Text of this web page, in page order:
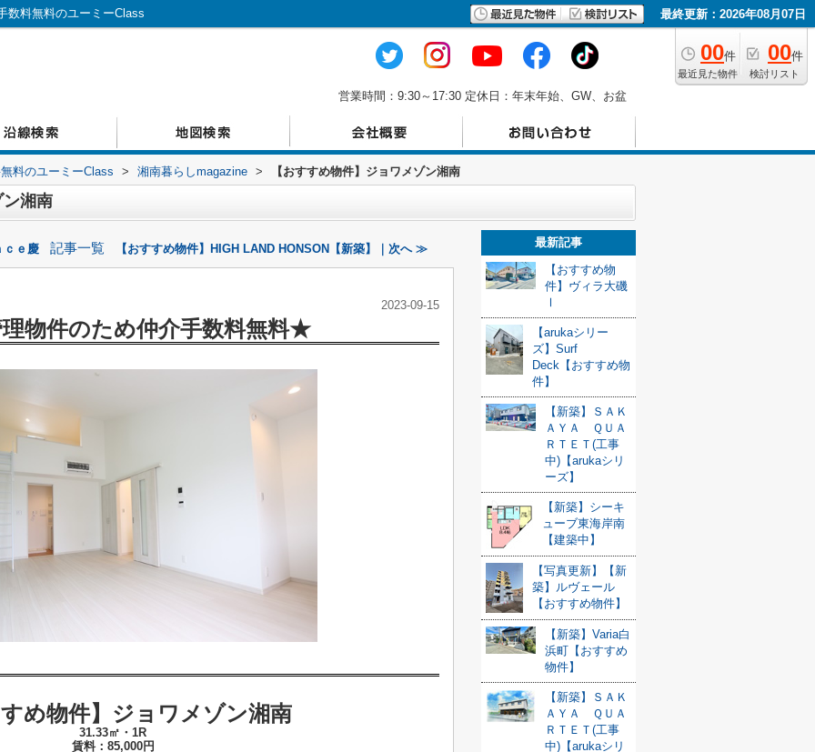
数料無料のユーミーClass 最終更新：2026年08月07日
00件
最近見た物件
00件
検討リスト
営業時間：9:30～17:30 定休日：年末年始、GW、お盆
料のユーミーClass > 湘南暮らしmagazine > 【おすすめ物件】ジョワメゾン湘南
湘南
ｅ慶 記事一覧 【おすすめ物件】HIGH LAND HONSON【新築】｜次へ ≫
2023-09-15
物件のため仲介手数料無料★
め物件】ジョワメゾン湘南
31.33㎡・1R
賃料：85,000円
最新記事
【おすすめ物
件】ヴィラ大磯
Ⅰ
【arukaシリー
ズ】Surf
Deck【おすすめ物
件】
【新築】ＳＡＫ
ＡＹＡ ＱＵＡ
ＲＴＥＴ(工事
中)【arukaシリ
ーズ】
【新築】シーキ
ューブ東海岸南
【建築中】
【写真更新】【新
築】ルヴェール
【おすすめ物件】
【新築】Varia白
浜町【おすすめ
物件】
【新築】ＳＡＫ
ＡＹＡ ＱＵＡ
ＲＴＥＴ(工事
中)【arukaシリ